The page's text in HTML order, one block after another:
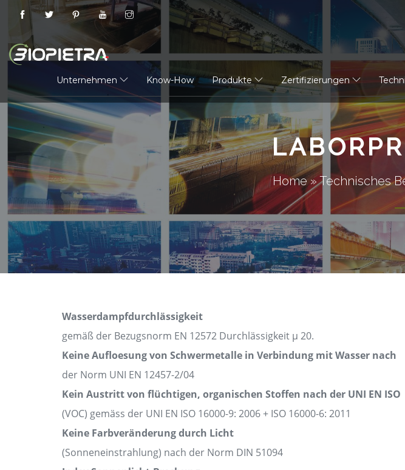
Unternehmen Know-How Produkte Zertifizierungen
Home»Technisches
Wasserdampfdurchlässigkeit
gemäß der Bezugsnorm EN 12572 Durchlässigkeit μ 20.
Keine Aufloesung von Schwermetalle in Verbindung mit Wasser nach
der Norm UNI EN 12457-2/04
Kein Austritt von flüchtigen, organischen Stoffen nach der UNI EN ISO
(VOC) gemäss der UNI EN ISO 16000-9: 2006 + ISO 16000-6: 2011
Keine Farbveränderung durch Licht
(Sonneneinstrahlung) nach der Norm DIN 51094